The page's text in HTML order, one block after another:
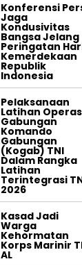
Konferensi
Jaga
Kondusivitas
Bangsa Jelang
Peringatan
Kemerdekaan
Republik
Indonesia
Pelaksanaan
Latihan
Gabungan
Komando
Gabungan
(Kogab) TNI
Dalam Rangka
Latihan
Terintegrasi
2026
Kasad Jadi
Warga
Kehormatan
Korps Marinir
AL